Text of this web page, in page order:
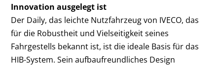
Innovation ausgelegt ist
Der Daily, das leichte Nutzfahrzeug von IVECO, das
für die Robustheit und Vielseitigkeit seines
Fahrgestells bekannt ist, ist die ideale Basis für das
HIB-System. Sein aufbaufreundliches Design